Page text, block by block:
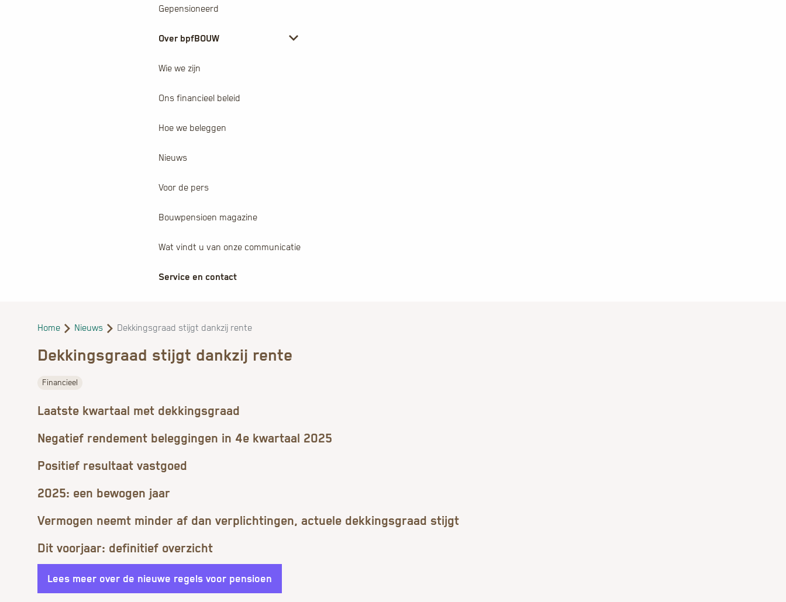
Gepensioneerd
Over bpfBOUW
Wie we zijn
Ons financieel beleid
Hoe we beleggen
Nieuws
Voor de pers
Bouwpensioen magazine
Wat vindt u van onze communicatie
Service en contact
Dekkingsgraad stijgt dankzij rente
Financieel
Laatste kwartaal met dekkingsgraad
Negatief rendement beleggingen in 4e kwartaal 2025
Positief resultaat vastgoed
2025: een bewogen jaar
Vermogen neemt minder af dan verplichtingen, actuele dekkingsgraad stijgt
Dit voorjaar: definitief overzicht
Lees meer over de nieuwe regels voor pensioen